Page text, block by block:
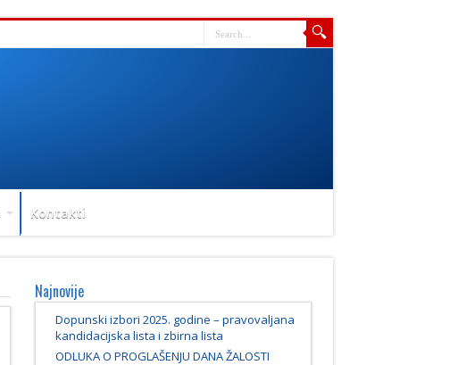
Kontakti
Najnovije
Dopunski izbori 2025. godine – pravovaljana
kandidacijska lista i zbirna lista
ODLUKA O PROGLAŠENJU DANA ŽALOSTI